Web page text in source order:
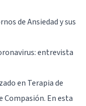
de Ansiedad y sus
entrevista
en Terapia de
Compasión. En esta